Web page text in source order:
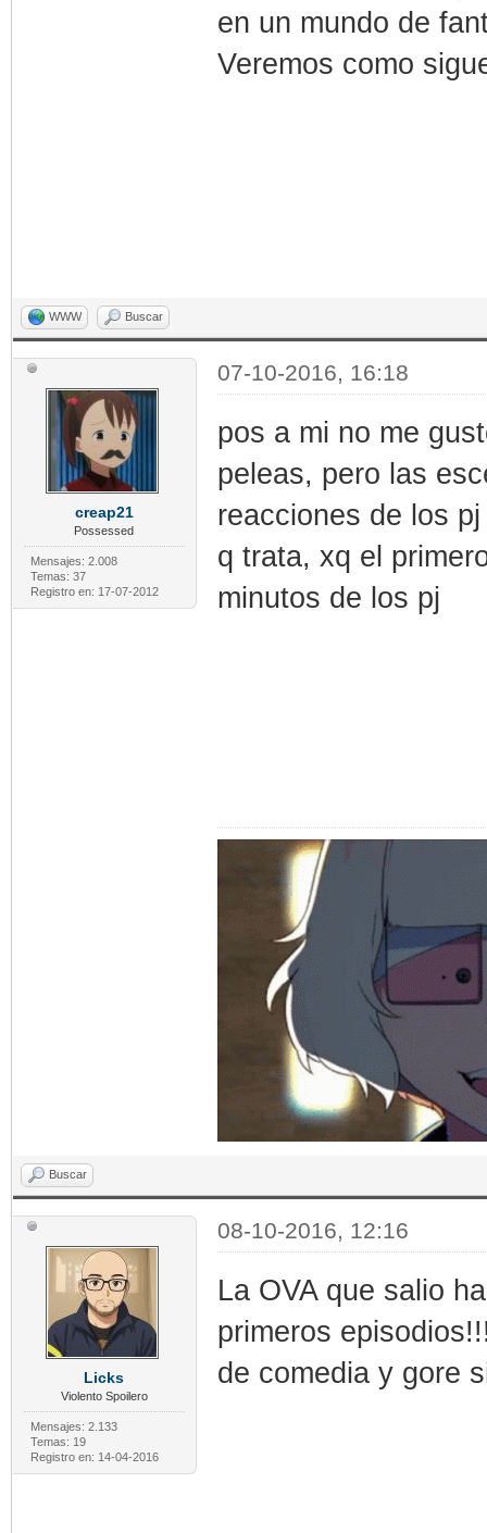
en un mundo de
Veremos como
WWW Buscar
creap21
Possessed
Mensajes: 2.008
Temas: 37
Registro en: 17-07-2012
07-10-2016, 16:18
pos a mi no me
peleas, pero las
reacciones de los
q trata, xq el
minutos de los pj
Buscar
Licks
Violento Spoilero
Mensajes: 2.133
Temas: 19
Registro en: 14-04-2016
08-10-2016, 12:16
La OVA que salio
primeros
de comedia y gore